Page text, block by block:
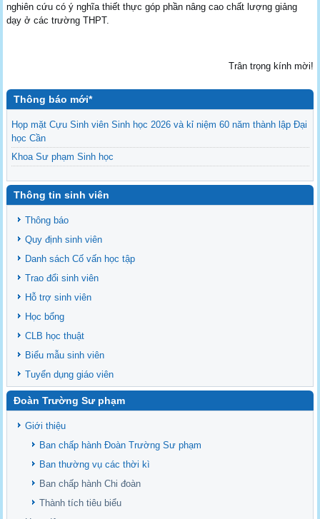
nghiên cứu có ý nghĩa thiết thực góp phần nâng cao chất lượng giảng
dạy ở các trường THPT.
Trân trọng kính mời!
Thông báo mới*
Họp mặt Cựu Sinh viên Sinh học 2026 và kỉ niệm 60 năm thành lập Đại
học Cần
Khoa Sư phạm Sinh học
Mời họp mặt Cựu Sinh viên Bộ môn Sư phạm Sinh học 2024
Thông tin sinh viên
Thông báo
Quy định sinh viên
Danh sách Cố vấn học tập
Trao đổi sinh viên
Hỗ trợ sinh viên
Học bổng
CLB học thuật
Biểu mẫu sinh viên
Tuyển dụng giáo viên
Đoàn Trường Sư phạm
Giới thiệu
Ban chấp hành Đoàn Trường Sư phạm
Ban thường vụ các thời kì
Ban chấp hành Chi đoàn
Thành tích tiêu biểu